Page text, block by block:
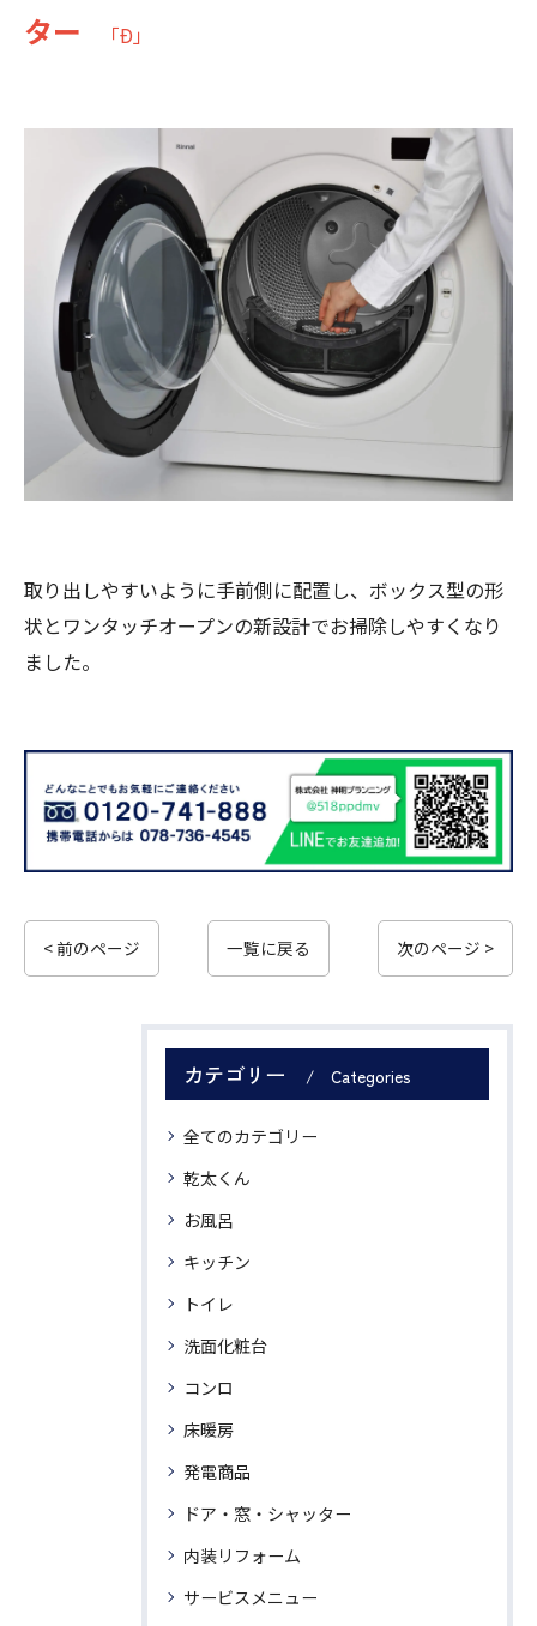
ター 「Ð」
取り出しやすいように手前側に配置し、ボックス型の形
状とワンタッチオープンの新設計でお掃除しやすくなり
ました。
< 前のページ 一覧に戻る 次のページ >
カテゴリー Categories
全てのカテゴリー
乾太くん
お風呂
キッチン
トイレ
洗面化粧台
コンロ
床暖房
発電商品
ドア・窓・シャッター
内装リフォーム
サービスメニュー